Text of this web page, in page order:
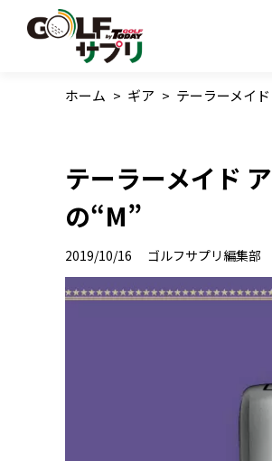
ホーム > ギア > テーラーメイ
テーラーメイド
の“M”
2019/10/16 ゴルフサプリ編集部